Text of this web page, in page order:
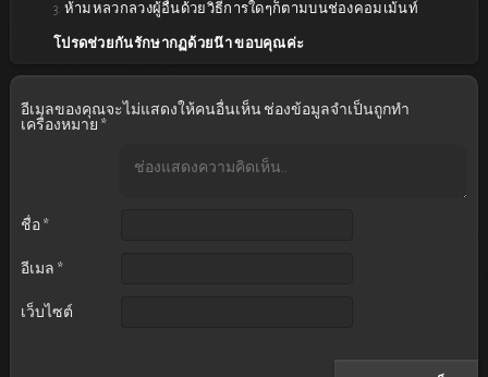
3. ห้ามหลวกลวงผู้อื่นด้วยวิธีการใดๆก็ตามบนช่องคอมเม้นท์
โปรดช่วยกันรักษากฏด้วยน๊า ขอบคุณค่ะ
อีเมลของคุณจะไม่แสดงให้คนอื่นเห็น ช่องข้อมูลจำเป็นถูกทำ
เครื่องหมาย *
ชื่อ *
อีเมล *
เว็บไซต์